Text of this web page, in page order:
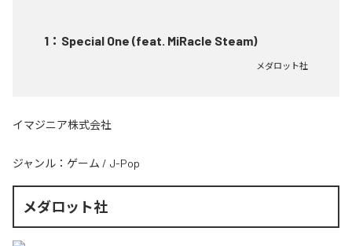
1 ： Special One (feat. MiRacle Steam)
メダロット社
イマジニア株式会社
ジャンル： ゲーム / J-Pop
メダロット社